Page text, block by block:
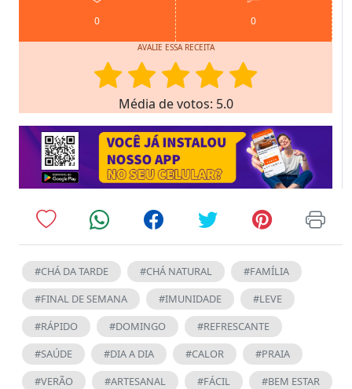
0 0
AVALIE ESSA RECEITA
Média de votos: 5.0
#CHÁ DA TARDE #CHÁ NATURAL
#FAMÍLIA
#FINAL DE SEMANA
#IMUNIDADE
#LEVE
#RÁPIDO
#DOMINGO
#REFRESCANTE
#SAÚDE
#DIA A DIA #CALOR
#PRAIA
#VERÃO
#ARTESANAL #FÁCIL #BEM ESTAR